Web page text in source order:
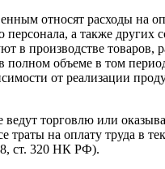
относят расходы на
персонала, а также других
в производстве товаров,
объеме в том
от реализации
торговлю или
траты на оплату труда в
ст. 320 НК РФ).